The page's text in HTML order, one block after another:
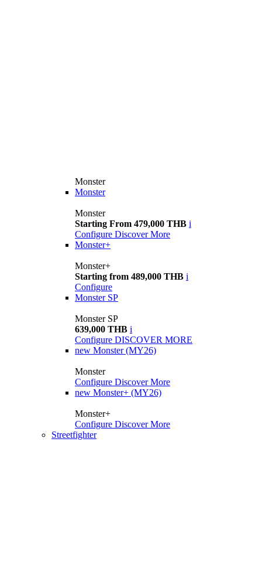
Monster
Monster
Monster
Starting From 479,000 THB i
Configure Discover More
Monster+
Monster+
Starting from 489,000 THB i
Configure
Monster SP
Monster SP
639,000 THB i
Configure DISCOVER MORE
new Monster (MY26)
Monster
Configure Discover More
new Monster+ (MY26)
Monster+
Configure Discover More
Streetfighter